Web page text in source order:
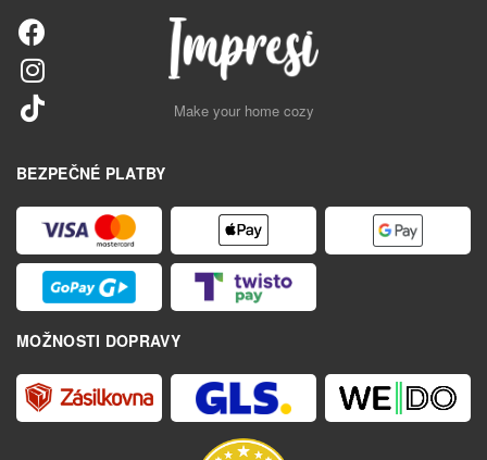
Make your home cozy
BEZPEČNÉ PLATBY
MOŽNOSTI DOPRAVY